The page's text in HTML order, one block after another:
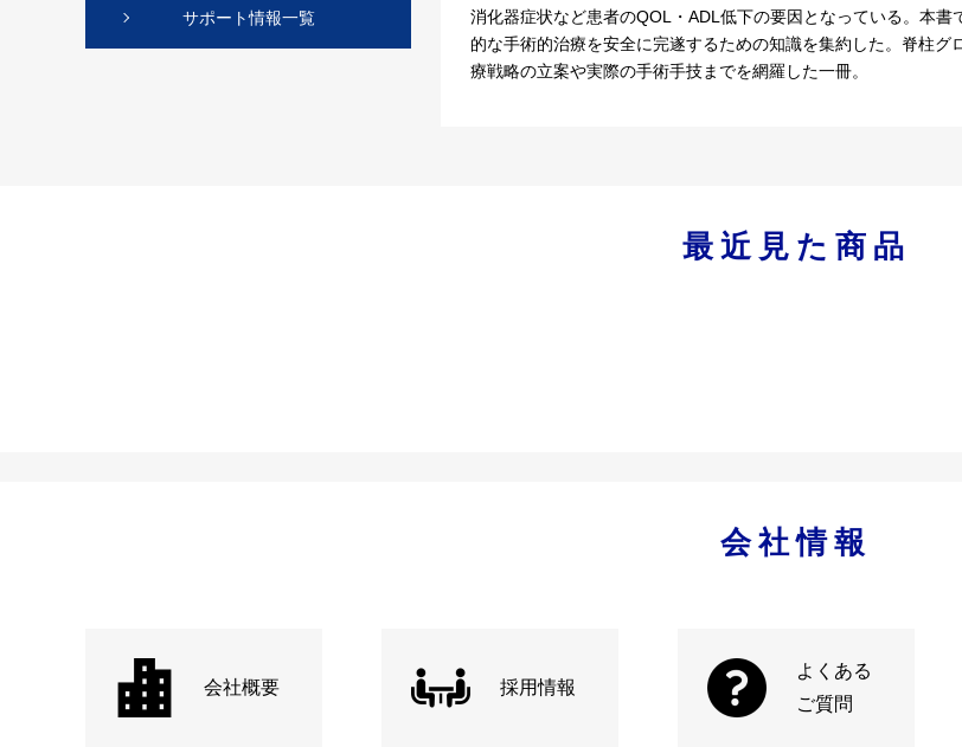
消化器症状など患者のQOL・ADL低下の要因となっている。本
的な手術的治療を安全に完遂するための知識を集約した。脊柱
療戦略の立案や実際の手術手技までを網羅した一冊。
サポート情報一覧
最近見た商品
会社情報
会社概要 採用情報
よくある
ご質問